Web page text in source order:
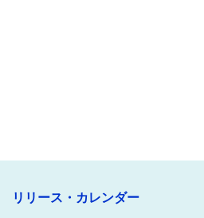
リリース・カレンダー